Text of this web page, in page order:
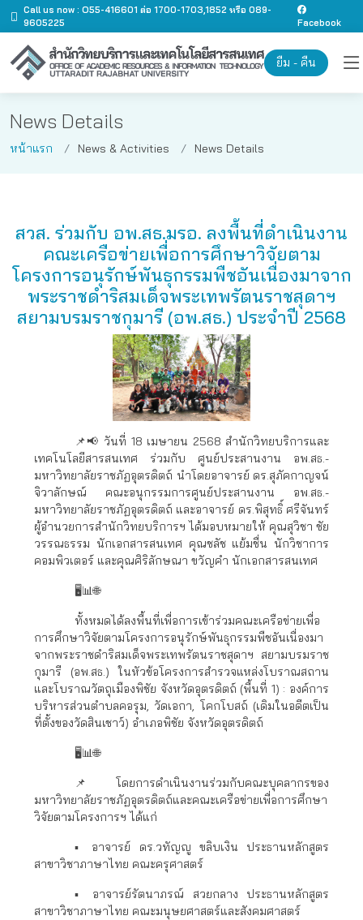
Call us now : O55-416601 ต่อ 1700-1703,1852 หรือ 089-
9605225
Facebook
ยืม - คืน
News Details
หน้าแรก News & Activities News Details
สวส. ร่วมกับ อพ.สธ.มรอ. ลงพื้นที่ดำเนินงาน
คณะเครือข่ายเพื่อการศึกษาวิจัยตาม
โครงการอนุรักษ์พันธุกรรมพืชอันเนื่องมาจาก
พระราชดำริสมเด็จพระเทพรัตนราชสุดาฯ
สยามบรมราชกุมารี (อพ.สธ.) ประจำปี 2568
📌📢 วันที่ 18 เมษายน 2568 สำนักวิทยบริการและ
เทคโนโลยีสารสนเทศ ร่วมกับ ศูนย์ประสานงาน อพ.สธ.-
มหาวิทยาลัยราชภัฏอุตรดิตถ์ นำโดยอาจารย์ ดร.สุภัคกาญจน์
จิวาลักษณ์ คณะอนุกรรมการศูนย์ประสานงาน อพ.สธ.-
มหาวิทยาลัยราชภัฏอุตรดิตถ์ และอาจารย์ ดร.พิสุทธิ์ ศรีจันทร์
ผู้อำนวยการสำนักวิทยบริการฯ ได้มอบหมายให้ คุณสุวิชา ชัย
วรรณธรรม นักเอกสารสนเทศ คุณชลัช แย้มชื่น นักวิชาการ
คอมพิวเตอร์ และคุณศิริลักษณา ขวัญคำ นักเอกสารสนเทศ
🖥📊🌐
ทั้งหมดได้ลงพื้นที่เพื่อการเข้าร่วมคณะเครือข่ายเพื่อ
การศึกษาวิจัยตามโครงการอนุรักษ์พันธุกรรมพืชอันเนื่องมา
จากพระราชดำริสมเด็จพระเทพรัตนราชสุดาฯ สยามบรมราช
กุมารี (อพ.สธ.) ในหัวข้อโครงการสำรวจแหล่งโบราณสถาน
และโบราณวัตถุเมืองพิชัย จังหวัดอุตรดิตถ์ (พื้นที่ 1) : องค์การ
บริหารส่วนตำบลคอรุม, วัดเอกา, โคกโบสถ์ (เดิมในอดีตเป็น
ที่ตั้งของวัดสินเชาว์) อำเภอพิชัย จังหวัดอุตรดิตถ์
🖥📊🌐
📌 โดยการดำเนินงานร่วมกับคณะบุคลากรของ
มหาวิทยาลัยราชภัฏอุตรดิตถ์และคณะเครือข่ายเพื่อการศึกษา
วิจัยตามโครงการฯ ได้แก่
▪️ อาจารย์ ดร.วทัญญู ขลิบเงิน ประธานหลักสูตร
สาขาวิชาภาษาไทย คณะครุศาสตร์
▪️ อาจารย์รัตนาภรณ์ สวยกลาง ประธานหลักสูตร
สาขาวิชาภาษาไทย คณะมนุษยศาสตร์และสังคมศาสตร์